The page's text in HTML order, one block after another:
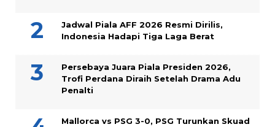
Jadwal Piala AFF 2026 Resmi Dirilis,
Indonesia Hadapi Tiga Laga Berat
Persebaya Juara Piala Presiden 2026,
Trofi Perdana Diraih Setelah Drama Adu
Penalti
Mallorca vs PSG 3-0, PSG Turunkan Skuad